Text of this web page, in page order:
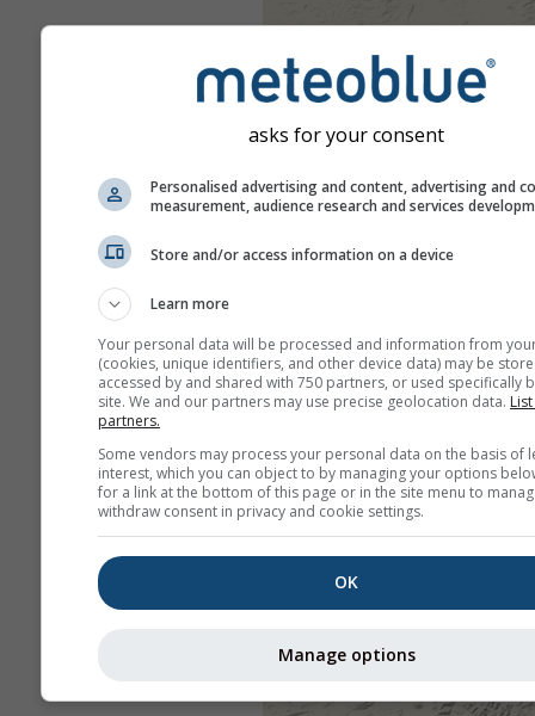
asks for your consent
Personalised advertising and content, advertising and
measurement, audience research and services
Store and/or access information on a device
Learn more
Your personal data will be processed and information from
(cookies, unique identifiers, and other device data) may be
accessed by and shared with 750 partners, or used specifically
site. We and our partners may use precise geolocation data.
partners.
Some vendors may process your personal data on the basis of
interest, which you can object to by managing your options
for a link at the bottom of this page or in the site menu to
withdraw consent in privacy and cookie settings.
OK
Manage options